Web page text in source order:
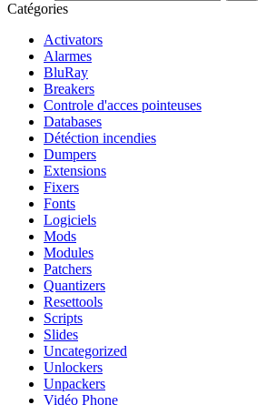
Catégories
Activators
Alarmes
BluRay
Breakers
Controle d'acces pointeuses
Databases
Détéction incendies
Dumpers
Extensions
Fixers
Fonts
Logiciels
Mods
Modules
Patchers
Quantizers
Resettools
Scripts
Slides
Uncategorized
Unlockers
Unpackers
Vidéo Phone